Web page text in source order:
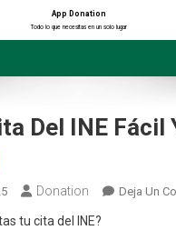
App Donation
Todo lo que necesitas en un solo lugar
Del INE Fácil
Donation Deja Un
tu cita del INE?